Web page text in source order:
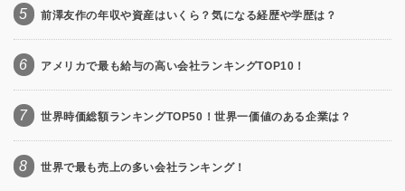
5 前澤友作の年収や資産はいくら？気になる経歴や学歴は？
6 アメリカで最も給与の高い会社ランキングTOP10！
7 世界時価総額ランキングTOP50！世界一価値のある企業は？
8 世界で最も売上の多い会社ランキング！